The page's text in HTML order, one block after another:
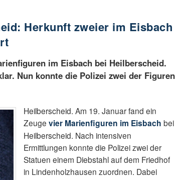
Herkunft zweier im Eisbach
im Eisbach bei Heilberscheid.
Nun konnte die Polizei zwei der Figuren
Heilberscheid. Am 19. Januar fand ein
Zeugevier Marienfiguren im Eisbach bei
Heilberscheid. Nach intensiven
Ermittlungen konnte die Polizei zwei der
Statuen einem Diebstahl auf dem Friedhof
in Lindenholzhausen zuordnen. Dabei